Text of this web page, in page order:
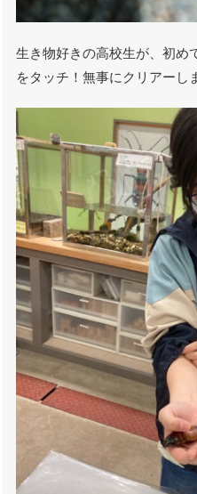
生き物好きの高校生が、初め
をタッチ！無事にクリアーし